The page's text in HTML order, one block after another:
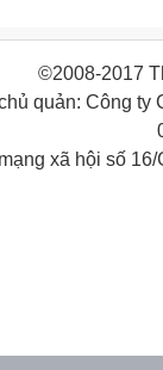
©2008-2017
quản: Công ty
xã hội số